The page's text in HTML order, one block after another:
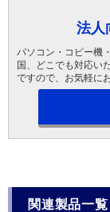
法人
パソコン・コピー機
国、どこでも対応い
ですので、お気軽に
関連製品一覧